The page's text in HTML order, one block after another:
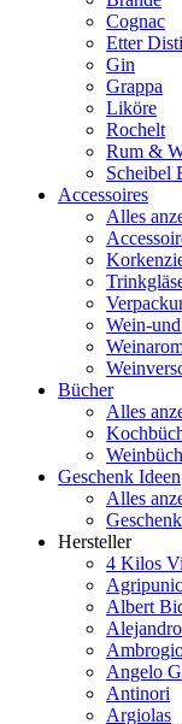
Cognac
Etter
Gin
Grappa
Liköre
Rochelt
Rum &
Scheibel
Accessoires
Alles
Wein-
Bücher
Alles
Geschenk Ideen
Alles
Hersteller
4 Kilos
Albert
Angelo
Antinori
Argiolas